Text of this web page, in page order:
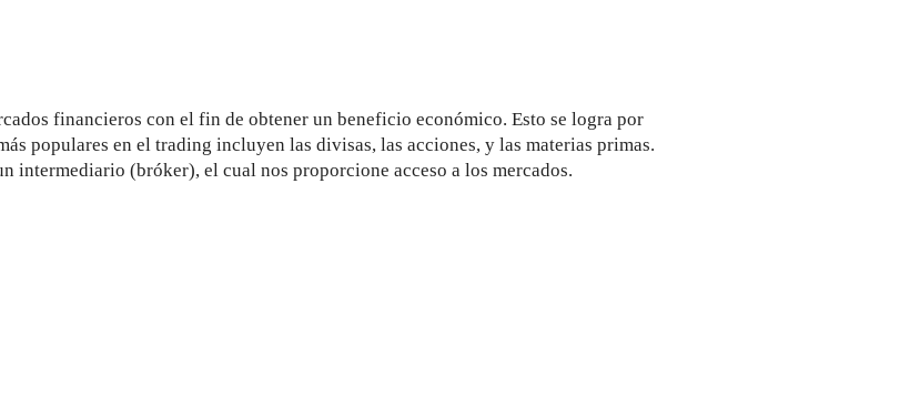
financieros con el fin de obtener un beneficio económico. Esto se logra por
populares en el trading incluyen las divisas, las acciones, y las materias primas.
intermediario (bróker), el cual nos proporcione acceso a los mercados.